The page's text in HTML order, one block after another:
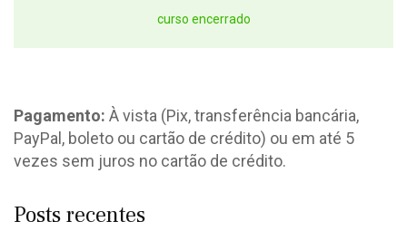
curso encerrado
Pagamento: À vista (Pix, transferência bancária,
PayPal, boleto ou cartão de crédito) ou em até 5
vezes sem juros no cartão de crédito.
Posts recentes